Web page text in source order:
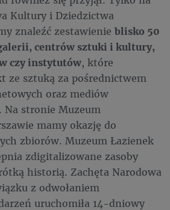
Kultury i Dziedzictwa
znaleźć zestawienie blisko 50
centrów sztuki i kultury,
czy instytutów, które
ze sztuką za pośrednictwem
oraz mediów
Na stronie Muzeum
mamy okazję do
zbiorów. Muzeum Łazienek
zdigitalizowane zasoby
historią. Zachęta Narodowa
z odwołaniem
uruchomiła 14-dniowy